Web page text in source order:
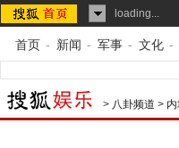
loading...
首页 - 新闻 - 军事 - 文化 -
> 八卦频道 >